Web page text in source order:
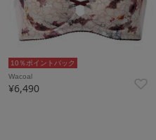
10％ポイントバック
Wacoal
¥6,490